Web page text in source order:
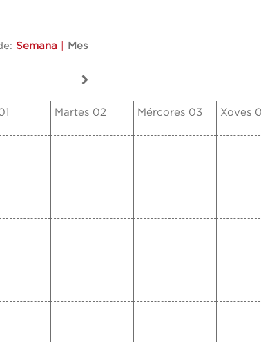
Semana Mes
Martes 02 Mércores 03 Xoves